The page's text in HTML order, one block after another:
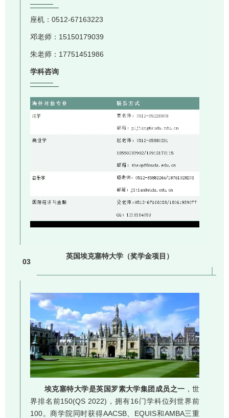
座机：0512-67163223
邓老师：15150179039
朱老师：17751451986
学科咨询
03
英国埃克塞特大学（奖学金项目）
埃克塞特大学是英国罗素大学集团成员之一 ，世
界排名前150(QS 2022)，拥有16门学科位列世界前
100。商学院同时获得AACSB、EQUIS和AMBA三重